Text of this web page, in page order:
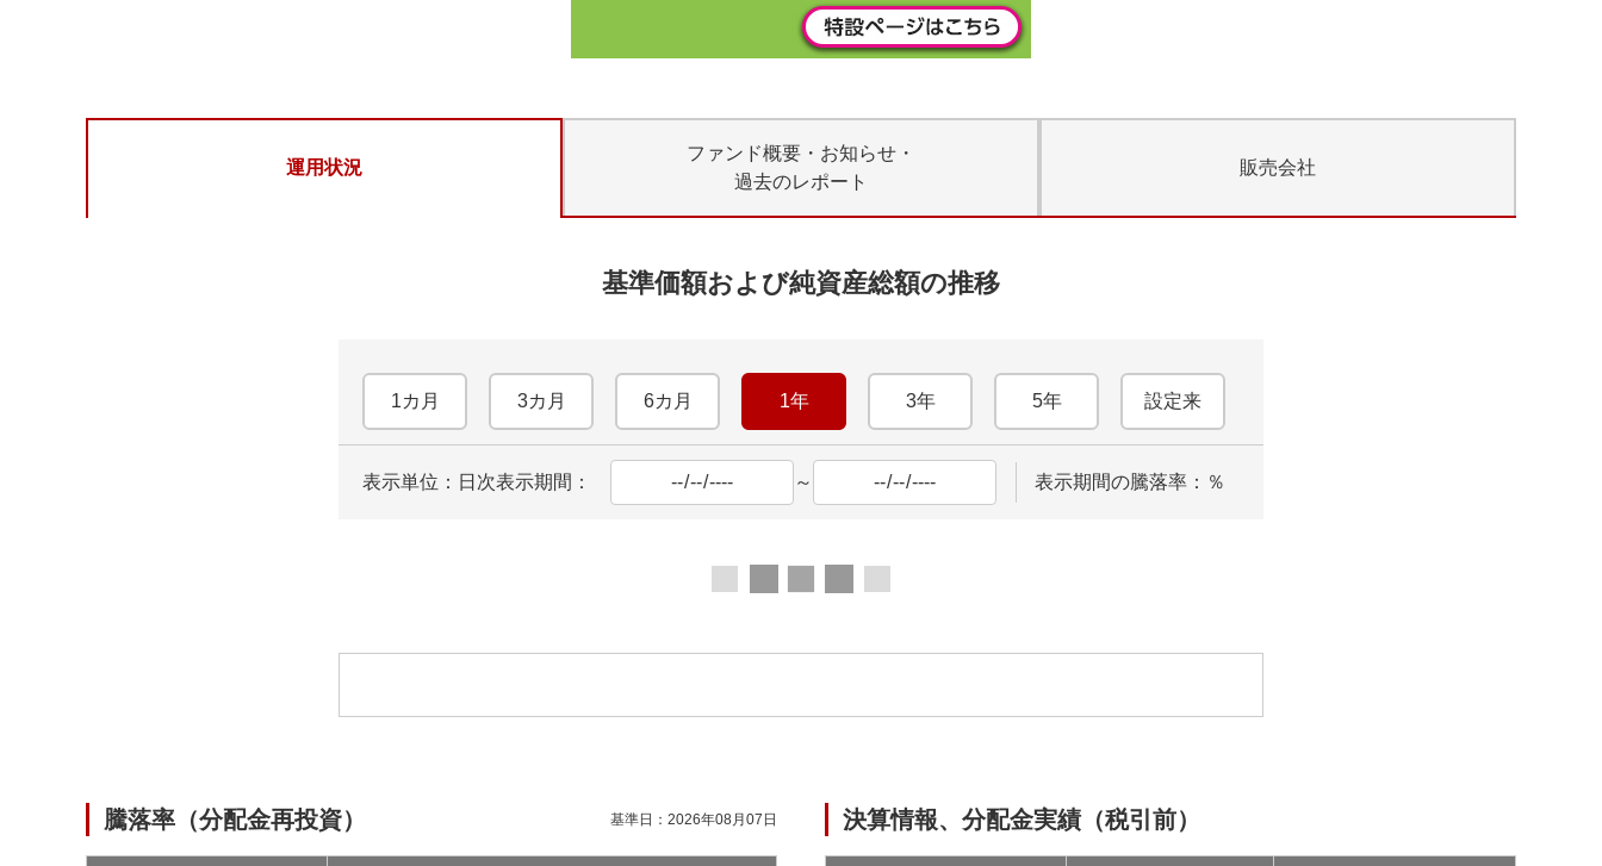
運用状況
ファンド概要・お知らせ・
過去のレポート
販売会社
基準価額および純資産総額の推移
1カ月 3カ月 6カ月 1年 3年 5年 設定来
表示単位：日次表示期間： ～ 表示期間の騰落率： ％
騰落率（分配金再投資） 基準日： 2026年08月07日 決算情報、分配金実績（税引前）